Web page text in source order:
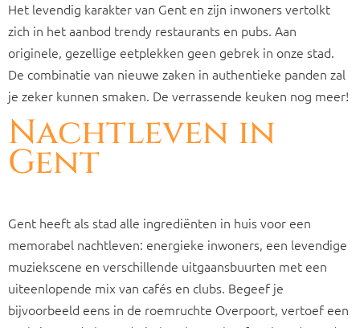
Het levendig karakter van Gent en zijn inwoners vertolkt
zich in het aanbod trendy restaurants en pubs. Aan
originele, gezellige eetplekken geen gebrek in onze stad.
De combinatie van nieuwe zaken in authentieke panden zal
je zeker kunnen smaken. De verrassende keuken nog meer!
Nachtleven in
Gent
Gent heeft als stad alle ingrediënten in huis voor een
memorabel nachtleven: energieke inwoners, een levendige
muziekscene en verschillende uitgaansbuurten met een
uiteenlopende mix van cafés en clubs. Begeef je
bijvoorbeeld eens in de roemruchte Overpoort, vertoef een